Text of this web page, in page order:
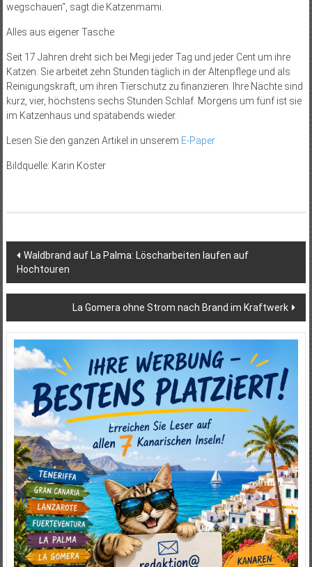
wegschauen“, sagt die Katzenmami.
Alles aus eigener Tasche
Seit 17 Jahren dreht sich bei Megi jeder Tag und jeder Cent um ihre
Katzen. Sie arbeitet zehn Stunden täglich in der Altenpflege und als
Reinigungskraft, um ihren Tierschutz zu finanzieren. Ihre Nächte sind
kurz, vier, höchstens sechs Stunden Schlaf. Morgens um fünf ist sie
im Katzenhaus und spätabends wieder.
Lesen Sie den ganzen Artikel in unserem E-Paper
Bildquelle: Karin Köster
Beitragsnavigation
Waldbrand auf La Palma: Löscharbeiten laufen auf
Hochtouren
La Gomera ohne Strom nach Brand im Kraftwerk